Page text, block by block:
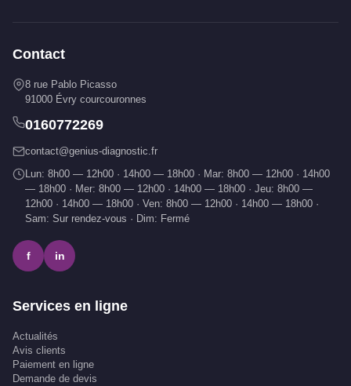
Contact
8 rue Pablo Picasso
91000 Évry courcouronnes
0160772269
contact@genius-diagnostic.fr
Lun: 8h00 — 12h00 · 14h00 — 18h00 · Mar: 8h00 — 12h00 · 14h00
— 18h00 · Mer: 8h00 — 12h00 · 14h00 — 18h00 · Jeu: 8h00 —
12h00 · 14h00 — 18h00 · Ven: 8h00 — 12h00 · 14h00 — 18h00 ·
Sam: Sur rendez-vous · Dim: Fermé
f in
Services en ligne
Actualités
Avis clients
Paiement en ligne
Demande de devis